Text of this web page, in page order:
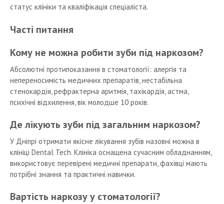
статус клініки та кваліфікація спеціаліста.
Часті питання
Кому не можна робити зуби під наркозом?
Абсолютні протипоказання в стоматології: алергія та
непереносимість медичних препаратів, нестабільна
стенокардія, рефрактерна аритмія, тахікардія, астма,
психічні відхилення, вік молодше 10 років.
Де лікують зуби під загальним наркозом?
У Дніпрі отримати якісне лікування зубів назовні можна в
клініці Dental Tech. Клініка оснащена сучасним обладнанням,
використовує перевірені медичні препарати, фахівці мають
потрібні знання та практичні навички.
Вартість наркозу у стоматології?